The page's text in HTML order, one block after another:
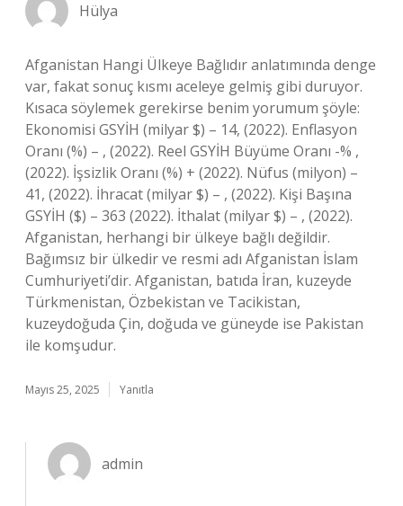
Hülya
Afganistan Hangi Ülkeye Bağlıdır anlatımında denge
var, fakat sonuç kısmı aceleye gelmiş gibi duruyor.
Kısaca söylemek gerekirse benim yorumum şöyle:
Ekonomisi GSYİH (milyar $) – 14, (2022). Enflasyon
Oranı (%) – , (2022). Reel GSYİH Büyüme Oranı -% ,
(2022). İşsizlik Oranı (%) + (2022). Nüfus (milyon) –
41, (2022). İhracat (milyar $) – , (2022). Kişi Başına
GSYİH ($) – 363 (2022). İthalat (milyar $) – , (2022).
Afganistan, herhangi bir ülkeye bağlı değildir.
Bağımsız bir ülkedir ve resmi adı Afganistan İslam
Cumhuriyeti’dir. Afganistan, batıda İran, kuzeyde
Türkmenistan, Özbekistan ve Tacikistan,
kuzeydoğuda Çin, doğuda ve güneyde ise Pakistan
ile komşudur.
Mayıs 25, 2025 Yanıtla
admin